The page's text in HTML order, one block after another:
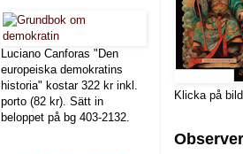
Luciano Canforas "Den
europeiska demokratins
historia" kostar 322 kr inkl.
porto (82 kr). Sätt in
beloppet på bg 403-2132.
Klicka på